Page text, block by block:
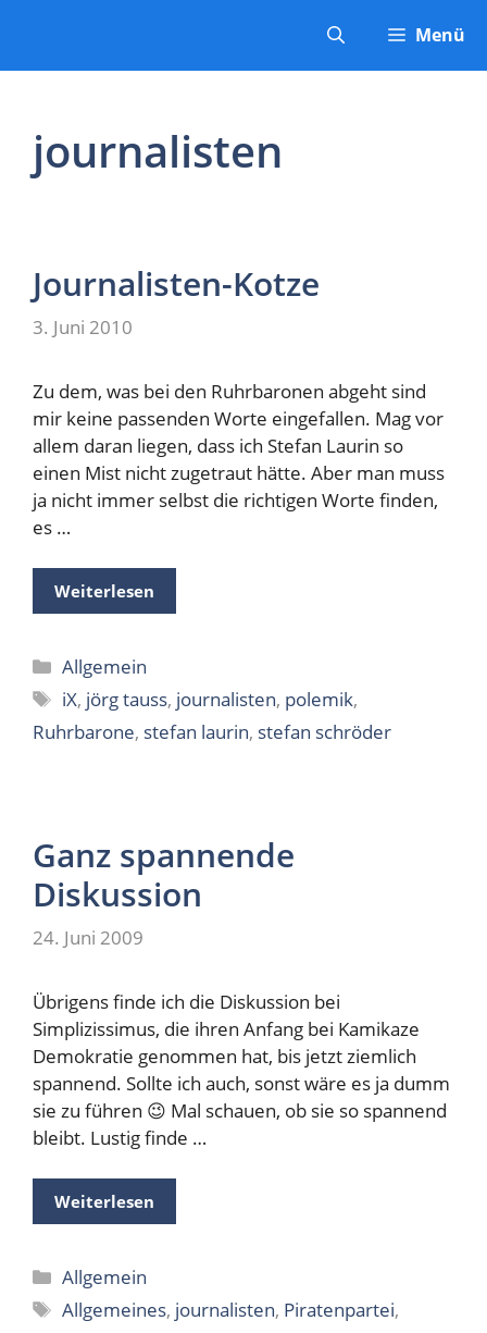
springen
Menü
journalisten
Journalisten-Kotze
3. Juni 2010
Zu dem, was bei den Ruhrbaronen abgeht sind
mir keine passenden Worte eingefallen. Mag vor
allem daran liegen, dass ich Stefan Laurin so
einen Mist nicht zugetraut hätte. Aber man muss
ja nicht immer selbst die richtigen Worte finden,
es …
Weiterlesen
Kategorien
Allgemein
Schlagwörter
iX, jörg tauss, journalisten, polemik,
Ruhrbarone, stefan laurin, stefan schröder
Ganz spannende
Diskussion
24. Juni 2009
Übrigens finde ich die Diskussion bei
Simplizissimus, die ihren Anfang bei Kamikaze
Demokratie genommen hat, bis jetzt ziemlich
spannend. Sollte ich auch, sonst wäre es ja dumm
sie zu führen 😉 Mal schauen, ob sie so spannend
bleibt. Lustig finde …
Weiterlesen
Kategorien
Allgemein
Schlagwörter
Allgemeines, journalisten, Piratenpartei,